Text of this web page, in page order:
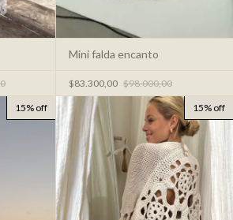
Mini falda encanto
$83.300,00 $98.000,00
15% off 15% off